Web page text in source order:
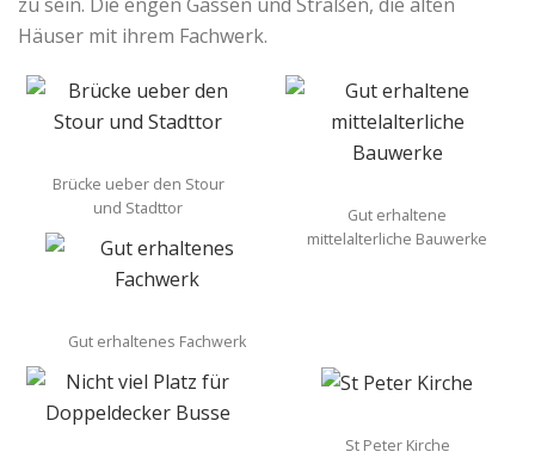
Häuser mit ihrem Fachwerk.
Brücke ueber den Stour
und Stadttor
Gut erhaltene
mittelalterliche Bauwerke
Gut erhaltenes Fachwerk
St Peter Kirche